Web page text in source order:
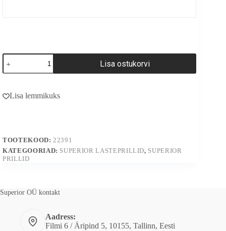
22391
kogus
Lisa ostukorvi
t
t
i
v
Lisa lemmikuks
TOOTEKOOD:22391
KATEGOORIAD: SUPERIOR LASTEPRILLID, SUPERIOR
PRILLID
Superior OÜ kontakt
Aadress:
Filmi 6 / Äripind 5, 10155, Tallinn, Eesti